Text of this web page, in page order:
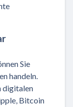
Sie
handeln.
digitalen
Bitcoin